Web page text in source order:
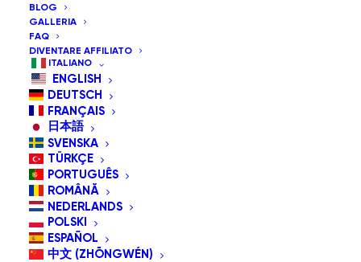
BLOG
GALLERIA
FAQ
DIVENTARE AFFILIATO
ITALIANO
ENGLISH
DEUTSCH
FRANÇAIS
日本語
SVENSKA
TÜRKÇE
PORTUGUÊS
ROMÂNĂ
NEDERLANDS
POLSKI
ESPAÑOL
中文 (ZHŌNGWÉN)